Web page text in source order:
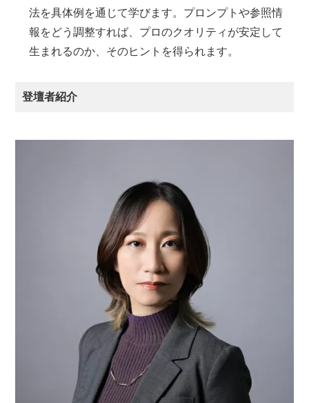
法を具体例を通じて学びます。プロンプトや参照情
報をどう調整すれば、プロのクオリティが安定して
生まれるのか、そのヒントを得られます。
登壇者紹介